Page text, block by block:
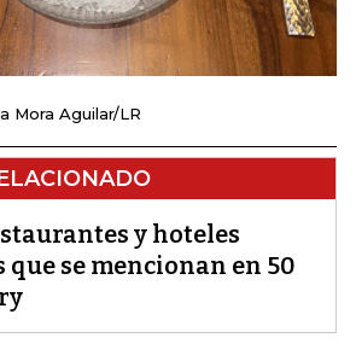
Mora Aguilar/LR
y hoteles
se mencionan en 50